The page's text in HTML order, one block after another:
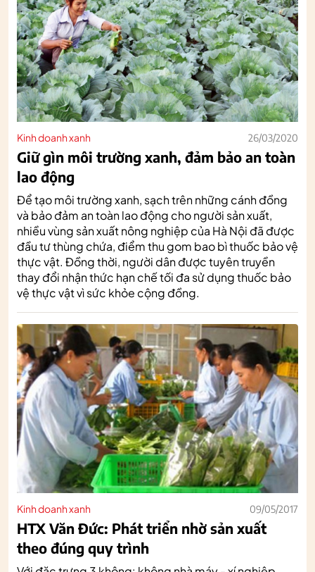
Kinh doanh xanh 26/03/2020
Giữ gìn môi trường xanh, đảm bảo an toàn
lao động
Để tạo môi trường xanh, sạch trên những cánh đồng
và bảo đảm an toàn lao động cho người sản xuất,
nhiều vùng sản xuất nông nghiệp của Hà Nội đã được
đầu tư thùng chứa, điểm thu gom bao bì thuốc bảo vệ
thực vật. Đồng thời, người dân được tuyên truyền
thay đổi nhận thức hạn chế tối đa sử dụng thuốc bảo
vệ thực vật vì sức khỏe cộng đồng.
Kinh doanh xanh 09/05/2017
HTX Văn Đức: Phát triển nhờ sản xuất
theo đúng quy trình